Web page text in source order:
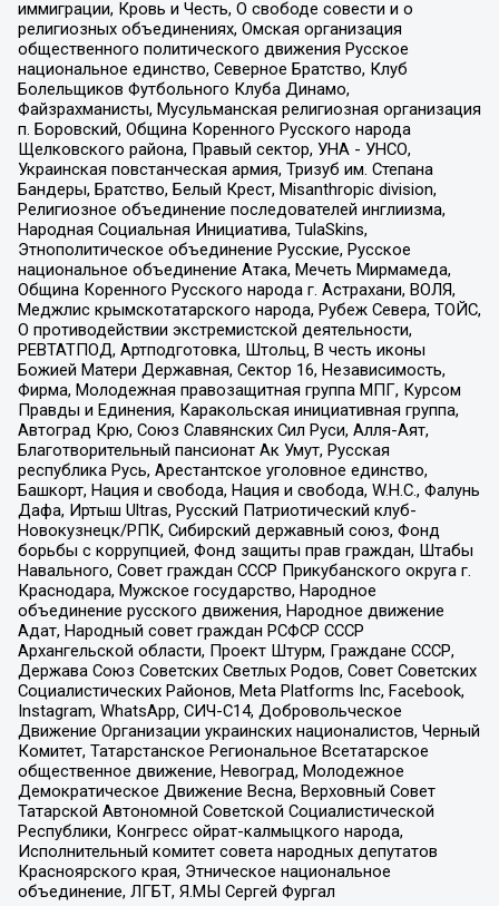
иммиграции, Кровь и Честь, О свободе совести и о
религиозных объединениях, Омская организация
общественного политического движения Русское
национальное единство, Северное Братство, Клуб
Болельщиков Футбольного Клуба Динамо,
Файзрахманисты, Мусульманская религиозная организация
п. Боровский, Община Коренного Русского народа
Щелковского района, Правый сектор, УНА - УНСО,
Украинская повстанческая армия, Тризуб им. Степана
Бандеры, Братство, Белый Крест, Misanthropic division,
Религиозное объединение последователей инглиизма,
Народная Социальная Инициатива, TulaSkins,
Этнополитическое объединение Русские, Русское
национальное объединение Атака, Мечеть Мирмамеда,
Община Коренного Русского народа г. Астрахани, ВОЛЯ,
Меджлис крымскотатарского народа, Рубеж Севера, ТОЙС,
О противодействии экстремистской деятельности,
РЕВТАТПОД, Артподготовка, Штольц, В честь иконы
Божией Матери Державная, Сектор 16, Независимость,
Фирма, Молодежная правозащитная группа МПГ, Курсом
Правды и Единения, Каракольская инициативная группа,
Автоград Крю, Союз Славянских Сил Руси, Алля-Аят,
Благотворительный пансионат Ак Умут, Русская
республика Русь, Арестантское уголовное единство,
Башкорт, Нация и свобода, Нация и свобода, W.H.С., Фалунь
Дафа, Иртыш Ultras, Русский Патриотический клуб-
Новокузнецк/РПК, Сибирский державный союз, Фонд
борьбы с коррупцией, Фонд защиты прав граждан, Штабы
Навального, Совет граждан СССР Прикубанского округа г.
Краснодара, Мужское государство, Народное
объединение русского движения, Народное движение
Адат, Народный совет граждан РСФСР СССР
Архангельской области, Проект Штурм, Граждане СССР,
Держава Союз Советских Светлых Родов, Совет Советских
Социалистических Районов, Meta Platforms Inc, Facebook,
Instagram, WhatsApp, СИЧ-С14, Добровольческое
Движение Организации украинских националистов, Черный
Комитет, Татарстанское Региональное Всетатарское
общественное движение, Невоград, Молодежное
Демократическое Движение Весна, Верховный Совет
Татарской Автономной Советской Социалистической
Республики, Конгресс ойрат-калмыцкого народа,
Исполнительный комитет совета народных депутатов
Красноярского края, Этническое национальное
объединение, ЛГБТ, Я.МЫ Сергей Фургал